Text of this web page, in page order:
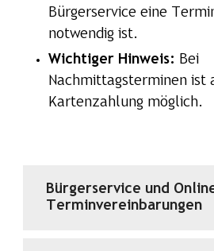
Bürgerservice eine
notwendig ist.
Wichtiger Hinweis: Bei
Nachmittagsterminen ist
Kartenzahlung möglich.
Bürgerservice und
Terminvereinbarungen